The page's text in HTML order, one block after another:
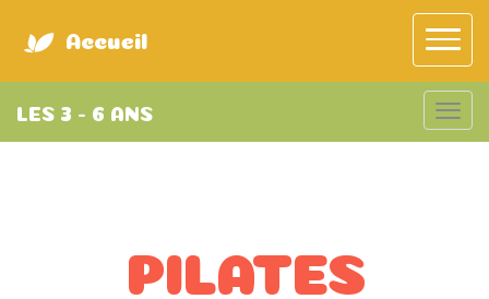
Accueil
LES 3 - 6 ANS
PILATES